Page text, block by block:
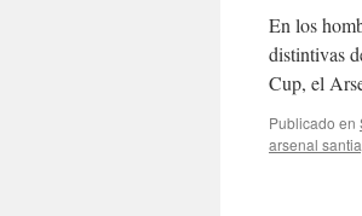
En los
distintivas
Cup, el
Publicado en
arsenal